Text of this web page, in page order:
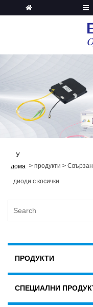
У
дома > продукти >
диоди с косички
ПРОДУКТИ
СПЕЦИАЛНИ